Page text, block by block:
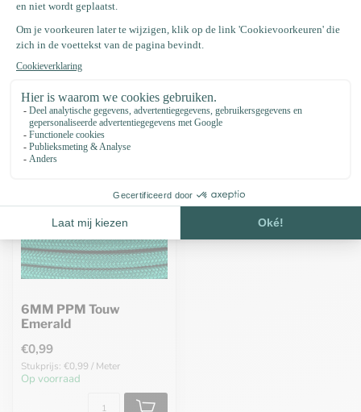
Specificaties
Recent bekeken
6MM PPM Touw
Emerald
€0,99
Stukprijs: €0,99 / Meter
Op voorraad